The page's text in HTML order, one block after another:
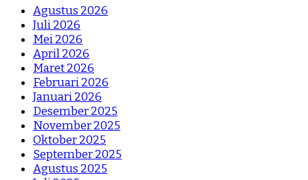
Agustus 2026
Juli 2026
Mei 2026
April 2026
Maret 2026
Februari 2026
Januari 2026
Desember 2025
November 2025
Oktober 2025
September 2025
Agustus 2025